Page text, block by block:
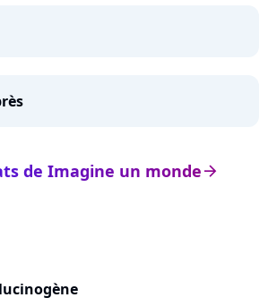
arrow_right
de Imagine un monde